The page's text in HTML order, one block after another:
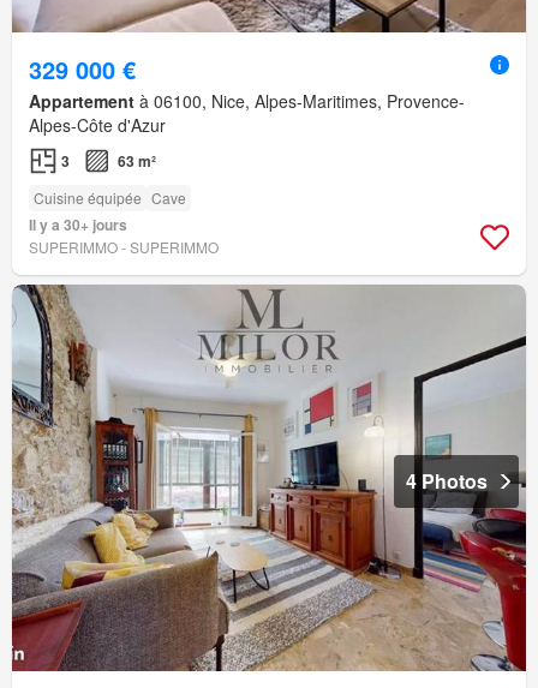
329 000 €
Appartement à 06100, Nice, Alpes-Maritimes, Provence-
Alpes-Côte d'Azur
3 63 m²
Cuisine équipée Cave
Il y a 30+ jours
SUPERIMMO - SUPERIMMO
4 Photos